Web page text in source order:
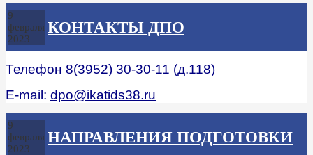
9
февраля
2023
КОНТАКТЫ ДПО
Телефон 8(3952) 30-30-11 (д.118)
E-mail: dpo@ikatids38.ru
9
февраля
2023
НАПРАВЛЕНИЯ ПОДГОТОВКИ